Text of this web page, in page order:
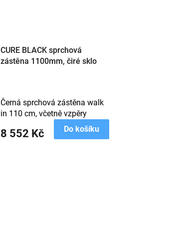
CURE BLACK sprchová
zástěna 1100mm, čiré sklo
8 552 Kč Do košíku
Černá sprchová zástěna walk
in 110 cm, včetně vzpěry